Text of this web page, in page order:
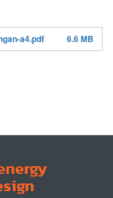
a4.pdf 6.6 MB